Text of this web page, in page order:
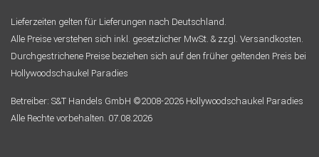
Lieferzeiten gelten für Lieferungen nach Deutschland.
Alle Preise verstehen sich inkl. gesetzlicher MwSt. & zzgl. Versandkosten.
Durchgestrichene Preise beziehen sich auf den früher geltenden Preis bei
Hollywoodschaukel Paradies
Betreiber: S&T Handels GmbH ©2008-2026 Hollywoodschaukel Paradies
Alle Rechte vorbehalten. 07.08.2026